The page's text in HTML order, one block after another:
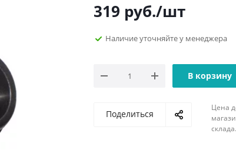
319 руб./шт
Наличие уточняйте у менеджера
В корзину
Поделиться
Цена
склада.